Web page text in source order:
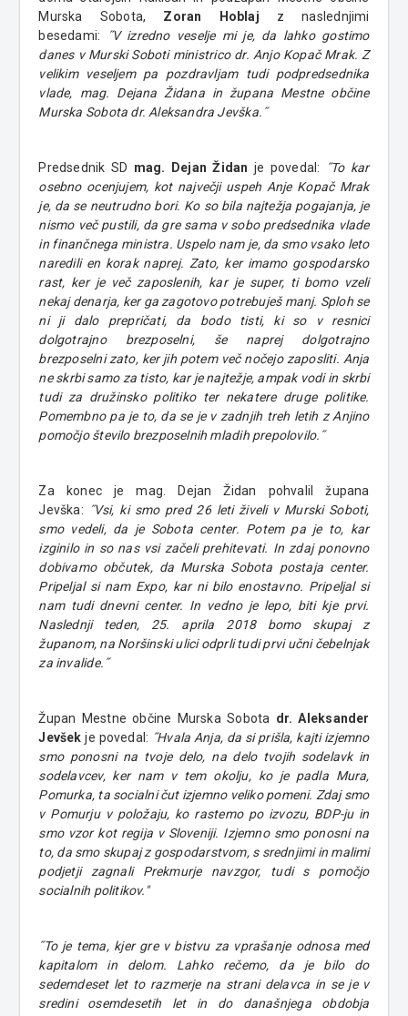
Murska Sobota, Zoran Hoblaj z naslednjimi
besedami:
˝V izredno veselje mi je, da lahko gostimo
danes v Murski Soboti ministrico dr. Anjo Kopač Mrak. Z
velikim veseljem pa pozdravljam tudi podpredsednika
vlade, mag. Dejana Židana in župana Mestne občine
Murska Sobota dr. Aleksandra Jevška.˝
Predsednik SD mag. Dejan Židan je povedal: ˝To kar
osebno ocenjujem, kot največji uspeh Anje Kopač Mrak
je, da se neutrudno bori. Ko so bila najtežja pogajanja, je
nismo več pustili, da gre sama v sobo predsednika vlade
in finančnega ministra. Uspelo nam je, da smo vsako leto
naredili en korak naprej. Zato, ker imamo gospodarsko
rast, ker je več zaposlenih, kar je super, ti bomo vzeli
nekaj denarja, ker ga zagotovo potrebuješ manj. Sploh se
ni ji dalo prepričati, da bodo tisti, ki so v resnici
dolgotrajno brezposelni, še naprej dolgotrajno
brezposelni zato, ker jih potem več nočejo zaposliti. Anja
ne skrbi samo za tisto, kar je najtežje, ampak vodi in skrbi
tudi za družinsko politiko ter nekatere druge politike.
Pomembno pa je to, da se je v zadnjih treh letih z Anjino
pomočjo število brezposelnih mladih prepolovilo.˝
Za konec je mag. Dejan Židan pohvalil župana
Jevška:
˝Vsi, ki smo pred 26 leti živeli v Murski Soboti,
smo vedeli, da je Sobota center. Potem pa je to, kar
izginilo in so nas vsi začeli prehitevati. In zdaj ponovno
dobivamo občutek, da Murska Sobota postaja center.
Pripeljal si nam Expo, kar ni bilo enostavno. Pripeljal si
nam tudi dnevni center. In vedno je lepo, biti kje prvi.
Naslednji teden, 25. aprila 2018 bomo skupaj z
županom, na Noršinski ulici odprli tudi prvi učni čebelnjak
za invalide.˝
Župan Mestne občine Murska Sobota dr. Aleksander
Jevšek je povedal: ˝Hvala Anja, da si prišla, kajti izjemno
smo ponosni na tvoje delo, na delo tvojih sodelavk in
sodelavcev, ker nam v tem okolju, ko je padla Mura,
Pomurka, ta socialni čut izjemno veliko pomeni. Zdaj smo
v Pomurju v položaju, ko rastemo po izvozu, BDP-ju in
smo vzor kot regija v Sloveniji. Izjemno smo ponosni na
to, da smo skupaj z gospodarstvom, s srednjimi in malimi
podjetji zagnali Prekmurje navzgor, tudi s pomočjo
socialnih politikov."
˝To je tema, kjer gre v bistvu za vprašanje odnosa med
kapitalom in delom. Lahko rečemo, da je bilo do
sedemdeset let to razmerje na strani delavca in se je v
sredini osemdesetih let in do današnjega obdobja